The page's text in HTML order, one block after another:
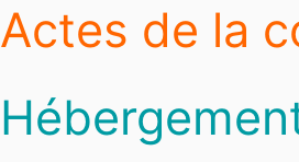
Actes de la